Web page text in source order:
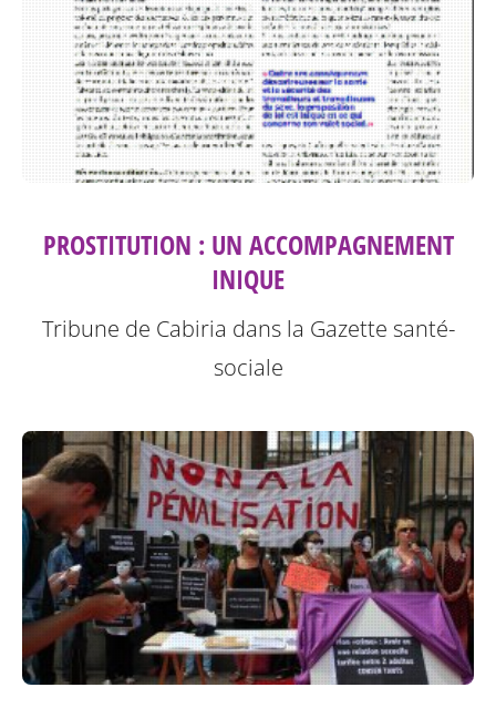
PROSTITUTION : UN ACCOMPAGNEMENT
INIQUE
Tribune de Cabiria dans la Gazette santé-
sociale